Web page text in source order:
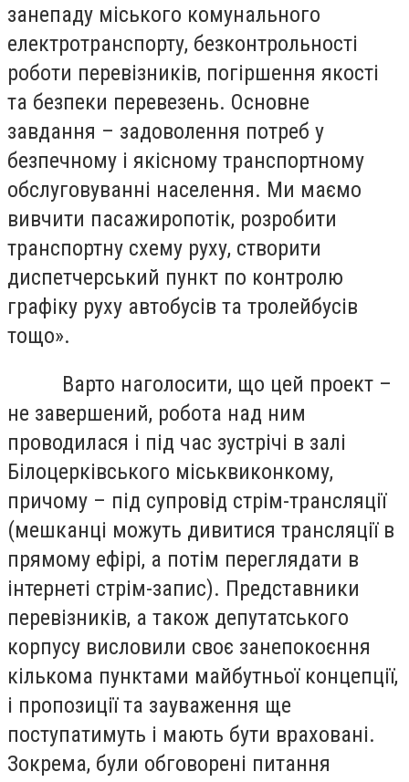
занепаду міського комунального
електротранспорту, безконтрольності
роботи перевізників, погіршення якості
та безпеки перевезень. Основне
завдання – задоволення потреб у
безпечному і якісному транспортному
обслуговуванні населення. Ми маємо
вивчити пасажиропотік, розробити
транспортну схему руху, створити
диспетчерський пункт по контролю
графіку руху автобусів та тролейбусів
тощо».
Варто наголосити, що цей проект –
не завершений, робота над ним
проводилася і під час зустрічі в залі
Білоцерківського міськвиконкому,
причому – під супровід стрім-трансляції
(мешканці можуть дивитися трансляції в
прямому ефірі, а потім переглядати в
інтернеті стрім-запис). Представники
перевізників, а також депутатського
корпусу висловили своє занепокоєння
кількома пунктами майбутньої концепції,
і пропозиції та зауваження ще
поступатимуть і мають бути враховані.
Зокрема, були обговорені питання